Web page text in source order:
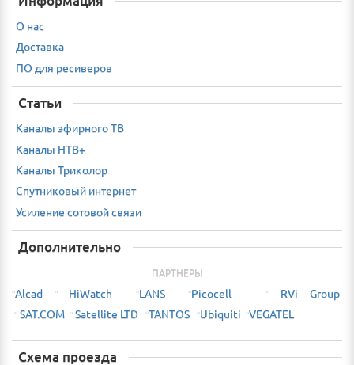
О нас
Доставка
ПО для ресиверов
Статьи
Каналы эфирного ТВ
Каналы НТВ+
Каналы Триколор
Спутниковый интернет
Усиление сотовой связи
Дополнительно
ПАРТНЕРЫ
¨Alcad ¨ HiWatch ¨LANS ¨Picocell ¨ RVi Group
¨ SAT.COM ¨ Satellite LTD ¨TANTOS ¨Ubiquiti ¨VEGATEL
Схема проезда